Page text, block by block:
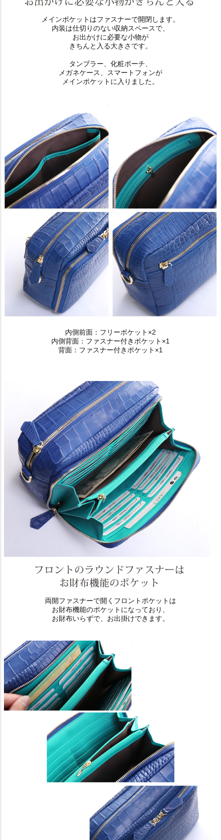
メインポケットはファスナーで開閉します。
内装は仕切りのない収納スペースで、
お出かけに必要な小物が
きちんと入る大きさです。
タンブラー、化粧ポーチ、
メガネケース、スマートフォンが
メインポケットに入りました。
内側前面：フリーポケット×2
内側背面：ファスナー付きポケット×1
背面：ファスナー付きポケット×1
両開ファスナーで開くフロントポケットは
お財布機能のポケットになっており、
お財布いらずで、お出掛けできます。